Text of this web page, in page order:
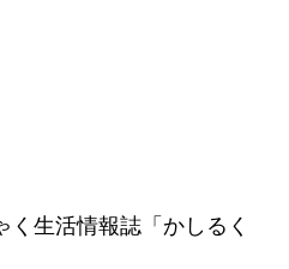
生活情報誌「かしるく